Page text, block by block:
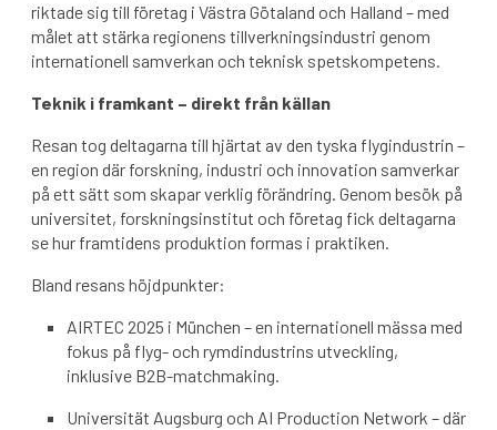
riktade sig till företag i Västra Götaland och Halland – med
målet att stärka regionens tillverkningsindustri genom
internationell samverkan och teknisk spetskompetens.
Teknik i framkant – direkt från källan
Resan tog deltagarna till hjärtat av den tyska flygindustrin –
en region där forskning, industri och innovation samverkar
på ett sätt som skapar verklig förändring. Genom besök på
universitet, forskningsinstitut och företag fick deltagarna
se hur framtidens produktion formas i praktiken.
Bland resans höjdpunkter:
AIRTEC 2025 i München – en internationell mässa med
fokus på flyg- och rymdindustrins utveckling,
inklusive B2B-matchmaking.
Universität Augsburg och AI Production Network – där